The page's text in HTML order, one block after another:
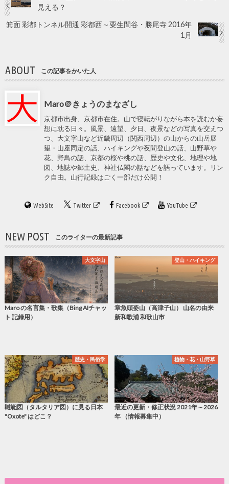
見える？
箕面 彩都トンネル開通 彩都西～粟生間谷・勝尾寺 2016年
1月
ABOUT この記事をかいた人
Maro＠きょうのまなざし
京都市出身、京都市在住。山で寝転がりながら本を読むか妄
想に耽る日々。風景、遠望、夕日、夜景などの写真を交えつ
つ、大文字山など近畿周辺（関西周辺）の山からの山岳展
望・山座同定の話、ハイキングや夜間登山の話、山野草や
花、野鳥の話、京都の桜や桃の話、歴史や文化、地理や地
図、地誌や郷土史、神社仏閣の話などを語っています。リン
ク自由。山行記録はごく一部だけ公開！
WebSite Twitter Facebook YouTube
NEW POST このライターの最新記事
大文字山
Maro の名言集・歌集（Bing AIチャッ
ト 記録用）
登山・ハイキング
章魚頭姿山（高津子山） 山名の由来
新和歌浦 和歌山市
歴史・民俗学
韃靼図（タルタリア図）に見る日本
"Oxote" はどこ？
植物・花・山野草
最近の更新・修正状況 2021年～2026
年 （情報募集中）